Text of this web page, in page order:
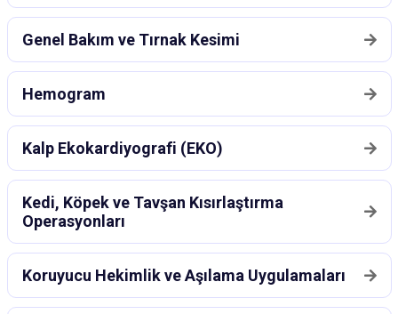
Genel Bakım ve Tırnak Kesimi
Hemogram
Kalp Ekokardiyografi (EKO)
Kedi, Köpek ve Tavşan Kısırlaştırma
Operasyonları
Koruyucu Hekimlik ve Aşılama Uygulamaları